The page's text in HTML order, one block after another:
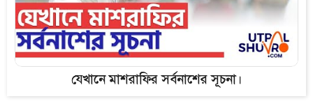
যেখানে মাশরাফির সর্বনাশের সূচনা।